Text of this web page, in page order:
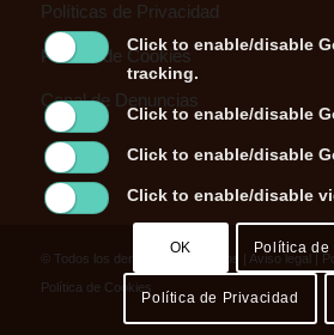
Políticas de Privacidad
Política de Cookies
Canal de Denuncias
© Todos los derechos reservados | Aviso legal |
Política de Cookies
Click to enable/disable
tracking.
Click to enable/disable
Click to enable/disable
Click to enable/disable
OK Política de
Política de Privacidad